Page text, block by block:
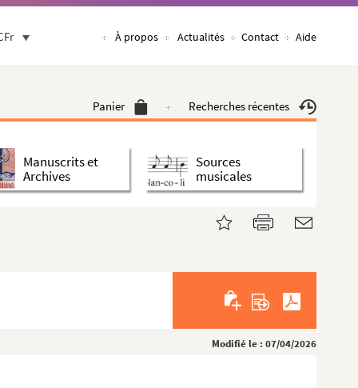
À propos Actualités Contact Aide
Panier Recherches récentes
Manuscrits et
Archives
Sources
musicales
Modifié le : 07/04/2026